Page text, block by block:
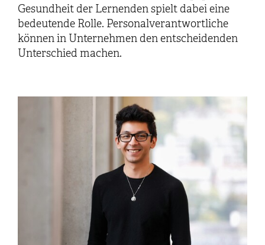
Gesundheit der Lernenden spielt dabei eine
bedeutende Rolle. Personalverantwortliche
können in Unternehmen den entscheidenden
Unterschied machen.